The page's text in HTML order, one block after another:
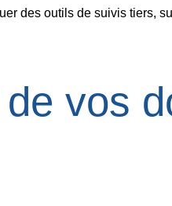
des outils de suivis tiers,
vos